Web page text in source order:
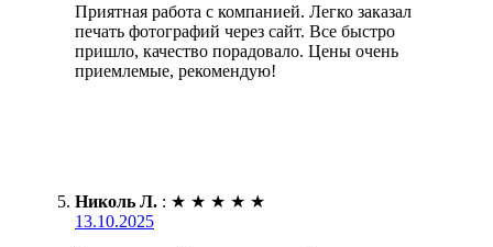
Приятная работа с компанией. Легко заказал
печать фотографий через сайт. Все быстро
пришло, качество порадовало. Цены очень
приемлемые, рекомендую!
Николь Л. : ★ ★ ★ ★ ★
13.10.2025